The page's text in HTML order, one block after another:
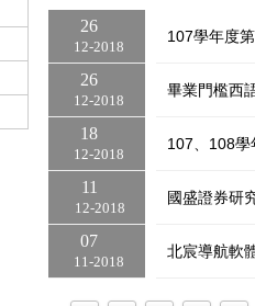
12 2018
26
107學年度
12 2018
26
畢業門檻西
12 2018
18
107、108學
12 2018
11
國盛證券研
11 2018
07
北宸導航軟